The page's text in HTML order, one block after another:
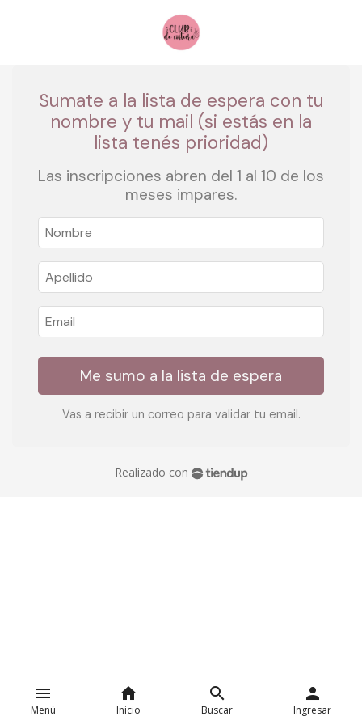
menu
Menú
home
Inicio
search
Buscar
person
Ingresar
Sumate a la lista de espera con tu
nombre y tu mail (si estás en la
lista tenés prioridad)
Las inscripciones abren del 1 al 10 de los
meses impares.
Me sumo a la lista de espera
Vas a recibir un correo para validar tu email.
Realizado con